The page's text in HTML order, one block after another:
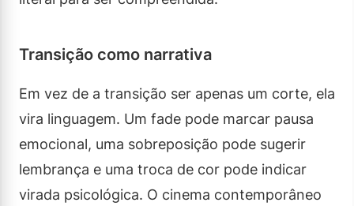
Transição como narrativa
Em vez de a transição ser apenas um corte, ela
vira linguagem. Um fade pode marcar pausa
emocional, uma sobreposição pode sugerir
lembrança e uma troca de cor pode indicar
virada psicológica. O cinema contemporâneo